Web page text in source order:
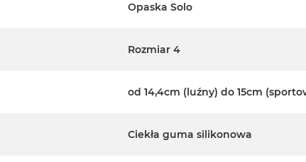
Opaska Solo
Rozmiar 4
od 14,4cm (luźny) do 15cm
Ciekła guma silikonowa